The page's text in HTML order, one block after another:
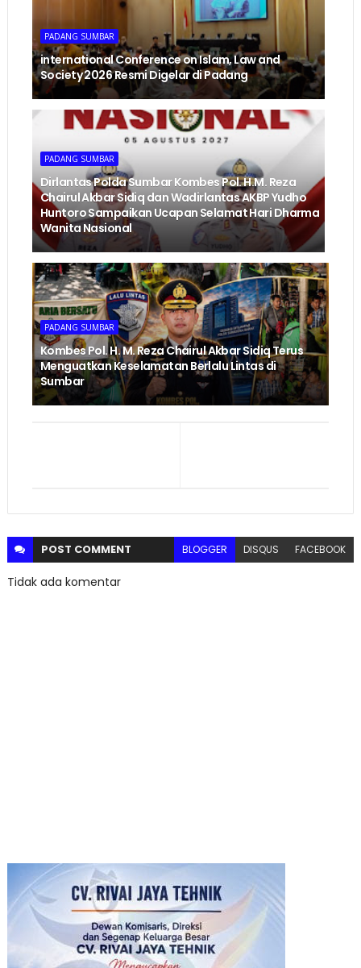
PADANG SUMBAR
international Conference on Islam, Law and
Society 2026 Resmi Digelar di Padang
PADANG SUMBAR
Dirlantas Polda Sumbar Kombes Pol. H.M. Reza
Chairul Akbar Sidiq dan Wadirlantas AKBP Yudho
Huntoro Sampaikan Ucapan Selamat Hari Dharma
Wanita Nasional
PADANG SUMBAR
Kombes Pol. H. M. Reza Chairul Akbar Sidiq Terus
Menguatkan Keselamatan Berlalu Lintas di
Sumbar
POST COMMENT BLOGGER DISQUS FACEBOOK
Tidak ada komentar